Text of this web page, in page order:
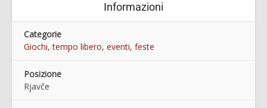
Informazioni
Categorie
Giochi, tempo libero, eventi, feste
Posizione
Rjavče